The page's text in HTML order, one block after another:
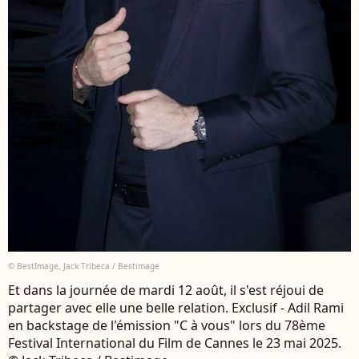
© BestImage, Jack Tribeca / Bestimage
Et dans la journée de mardi 12 août, il s'est réjoui de
partager avec elle une belle relation. Exclusif - Adil Rami
en backstage de l'émission "C à vous" lors du 78ème
Festival International du Film de Cannes le 23 mai 2025.